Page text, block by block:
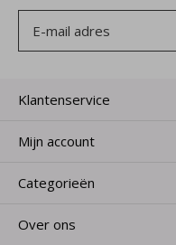
Klantenservice
Mijn account
Categorieën
Over ons